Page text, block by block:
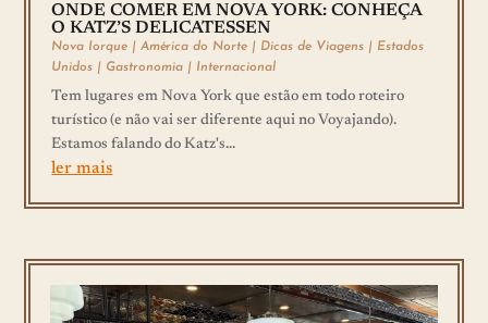
ONDE COMER EM NOVA YORK: CONHEÇA
O KATZ’S DELICATESSEN
Nova Iorque |América do Norte | Dicas de Viagens | Estados
Unidos | Gastronomia | Internacional
Tem lugares em Nova York que estão em todo roteiro
turístico (e não vai ser diferente aqui no Voyajando).
Estamos falando do Katz's...
ler mais